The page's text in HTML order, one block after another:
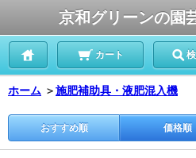
京和グリーンの園
カート
ホーム ＞施肥補助具・液肥混入機
おすすめ順 価格順